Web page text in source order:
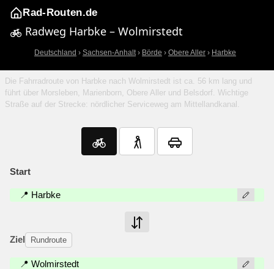
Rad-Routen.de
Radweg Harbke – Wolmirstedt
Deutschland › Sachsen-Anhalt› Börde › Obere Aller › Harbke
Die Fahrradroute von Harbke nach Wolmirstedt ist ca. 56 km lang und
führt über Morsleben, Marienborn, Obere Aller und Belsdorf. Wichtige
Straße auf der Strecke: nördlicher Serviceweg am Mittellandkanal.
Start
📍 Harbke
Ziel Rundroute
📍 Wolmirstedt